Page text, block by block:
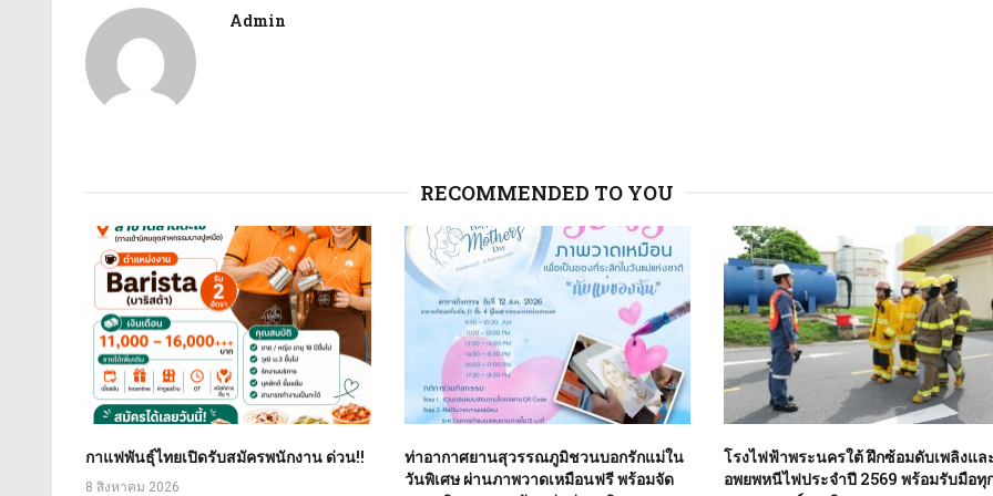
Admin
RECOMMENDED TO YOU
กาแฟพันธุ์ไทยเปิดรับสมัครพนักงาน ด่วน!!
8 สิงหาคม 2026
ท่าอากาศยานสุวรรณภูมิชวนบอกรักแม่ใน
วันพิเศษ ผ่านภาพวาดเหมือนฟรี พร้อมจัด
โรงไฟฟ้าพระนครใต้ ฝึกซ้อมดับเพลิงแล
อพยพหนีไฟประจำปี 2569 พร้อมรับมือทุ